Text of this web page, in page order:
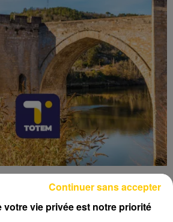
votre vie privée est notre priorité
Continuer sans accepter